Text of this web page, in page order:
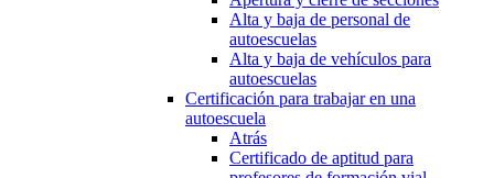
Alta y baja de personal de
autoescuelas
Alta y baja de vehículos para
autoescuelas
Certificación para trabajar en una
autoescuela
Atrás
Certificado de aptitud para